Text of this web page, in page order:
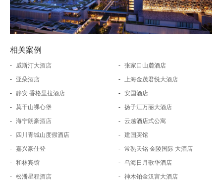
相关案例
- 威斯汀大酒店 - 张家口山麓酒店
-
亚朵酒店 - 上海金茂君悦大酒店
- 静安 香格里拉酒店 - 安国酒店
- 莫干山裸心堡 - 扬子江万丽大酒店
- 海宁朗豪酒店 - 云越酒店式公寓
-
四川青城山度假酒店 - 建国宾馆
- 嘉兴豪仕登 - 常熟天铭 金陵国际 大酒店
- 和林宾馆 - 乌海日月歌华酒店
- 松潘星程酒店 - 神木铂金汉宫大酒店